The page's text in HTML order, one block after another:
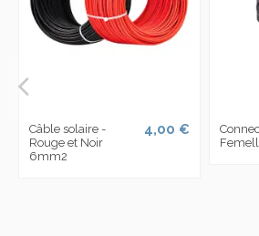
Câble solaire -
Rouge et Noir
6mm2
4,00 €